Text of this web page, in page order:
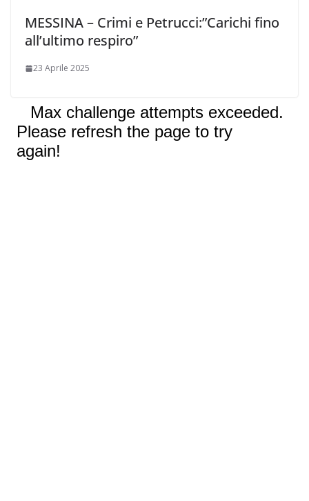
MESSINA – Crimi e Petrucci:”Carichi fino
all’ultimo respiro”
23 Aprile 2025